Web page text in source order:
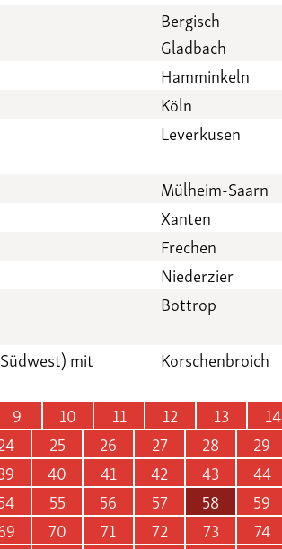
Bergisch
Gladbach
Hamminkeln
Köln
Leverkusen
Mülheim-Saarn
Xanten
Frechen
Niederzier
Bottrop
mit
Korschenbroich
9 10 11 12 13
14
25 26 27 28
29
40 41 42 43
44
55 56 57 58
59
70 71 72 73
74